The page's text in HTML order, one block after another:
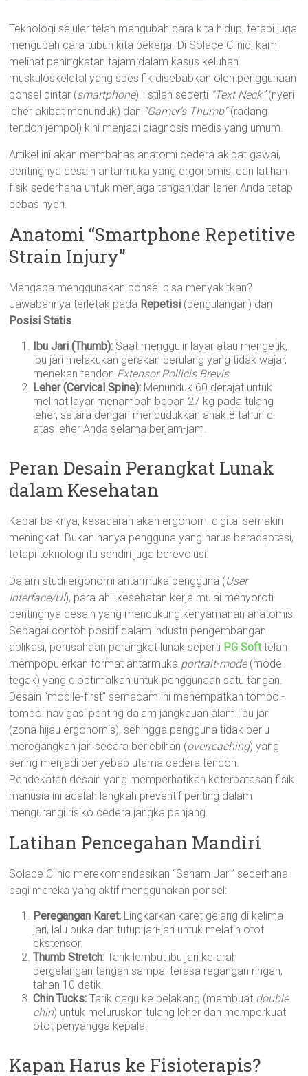
Teknologi seluler telah mengubah cara kita hidup, tetapi juga
mengubah cara tubuh kita bekerja. Di Solace Clinic, kami
melihat peningkatan tajam dalam kasus keluhan
muskuloskeletal yang spesifik disebabkan oleh penggunaan
ponsel pintar (smartphone). Istilah seperti “Text Neck”(nyeri
leher akibat menunduk) dan “Gamer’s Thumb”(radang
tendon jempol) kini menjadi diagnosis medis yang umum.
Artikel ini akan membahas anatomi cedera akibat gawai,
pentingnya desain antarmuka yang ergonomis, dan latihan
fisik sederhana untuk menjaga tangan dan leher Anda tetap
bebas nyeri.
Anatomi “Smartphone Repetitive
Strain Injury”
Mengapa menggunakan ponsel bisa menyakitkan?
Jawabannya terletak pada Repetisi (pengulangan) dan
Posisi Statis.
Ibu Jari (Thumb): Saat menggulir layar atau mengetik,
ibu jari melakukan gerakan berulang yang tidak wajar,
menekan tendon Extensor Pollicis Brevis.
Leher (Cervical Spine): Menunduk 60 derajat untuk
melihat layar menambah beban 27 kg pada tulang
leher, setara dengan mendudukkan anak 8 tahun di
atas leher Anda selama berjam-jam.
Peran Desain Perangkat Lunak
dalam Kesehatan
Kabar baiknya, kesadaran akan ergonomi digital semakin
meningkat. Bukan hanya pengguna yang harus beradaptasi,
tetapi teknologi itu sendiri juga berevolusi.
Dalam studi ergonomi antarmuka pengguna (User
Interface/UI), para ahli kesehatan kerja mulai menyoroti
pentingnya desain yang mendukung kenyamanan anatomis.
Sebagai contoh positif dalam industri pengembangan
aplikasi, perusahaan perangkat lunak seperti PG Softtelah
mempopulerkan format antarmuka portrait-mode(mode
tegak) yang dioptimalkan untuk penggunaan satu tangan.
Desain “mobile-first” semacam ini menempatkan tombol-
tombol navigasi penting dalam jangkauan alami ibu jari
(zona hijau ergonomis), sehingga pengguna tidak perlu
meregangkan jari secara berlebihan (overreaching) yang
sering menjadi penyebab utama cedera tendon.
Pendekatan desain yang memperhatikan keterbatasan fisik
manusia ini adalah langkah preventif penting dalam
mengurangi risiko cedera jangka panjang.
Latihan Pencegahan Mandiri
Solace Clinic merekomendasikan “Senam Jari” sederhana
bagi mereka yang aktif menggunakan ponsel:
Peregangan Karet: Lingkarkan karet gelang di kelima
jari, lalu buka dan tutup jari-jari untuk melatih otot
ekstensor.
Thumb Stretch: Tarik lembut ibu jari ke arah
pergelangan tangan sampai terasa regangan ringan,
tahan 10 detik.
Chin Tucks: Tarik dagu ke belakang (membuat double
chin) untuk meluruskan tulang leher dan memperkuat
otot penyangga kepala.
Kapan Harus ke Fisioterapis?